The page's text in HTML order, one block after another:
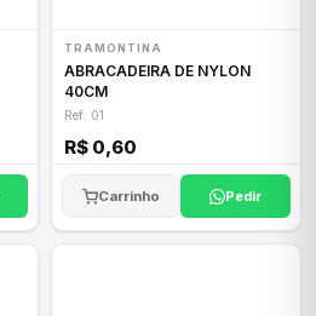
TRAMONTINA
ABRACADEIRA DE NYLON
40CM
Ref: 01
R$ 0,60
Carrinho Pedir